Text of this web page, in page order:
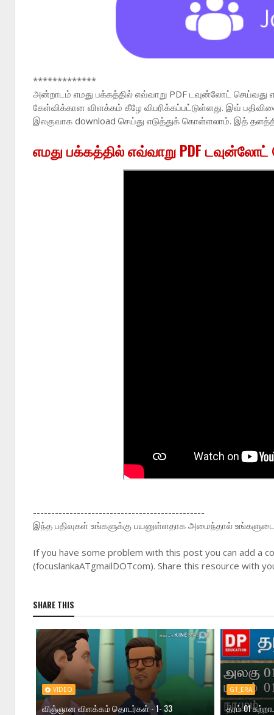
*************
அன்றாடம் எமது பக்கத்தில் எவ்வாறு PDF டவுன்லோட் செய்வது
கேள்விக்கான விளக்கம் கீழே விபரிக்கப்பட்டுள்ளது. இவ்
இலகுவாக download செய்து எடுத்துக் கொள்ளலாம். இத்
எமது பக்கத்தில் எவ்வாறு PDF
-----------------------------------------------
இந்த பதிவுகள் உங்களுக்கு பயனுள்ளதாக அமைந்தால்
If you have some problem with this post you can add a
(focuslankaATgmailDOTcom). Share this resource with
SHARE THIS
VIDEO
விஞ்ஞான விளக்கம் தொடர்கள் - 1- 33
G1_ERA
தரம் 01